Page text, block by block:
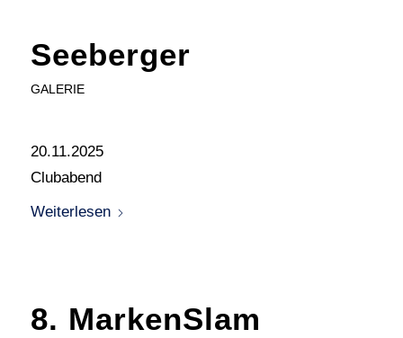
Seeberger
GALERIE
20.11.2025
Clubabend
Weiterlesen
8. MarkenSlam